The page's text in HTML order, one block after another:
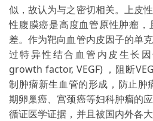
似，故认为与之密切相关。上皮
性腹膜癌是高度血管原性肿瘤
差。作为靶向血管内皮因子的单
过特异性结合血管内皮生长
growth factor, VEGF) ，阻断
制肿瘤新生血管的形成，防止肿
期卵巢癌、宫颈癌等妇科肿瘤的
循证医学证据，并且被国内外各